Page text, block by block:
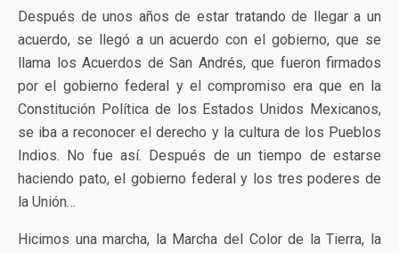
Después de unos años de estar tratando de llegar a un
acuerdo, se llegó a un acuerdo con el gobierno, que se
llama los Acuerdos de San Andrés, que fueron firmados
por el gobierno federal y el compromiso era que en la
Constitución Política de los Estados Unidos Mexicanos,
se iba a reconocer el derecho y la cultura de los Pueblos
Indios. No fue así. Después de un tiempo de estarse
haciendo pato, el gobierno federal y los tres poderes de
la Unión…
Hicimos una marcha, la Marcha del Color de la Tierra, la